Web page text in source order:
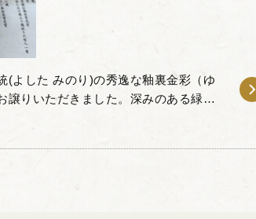
(よした みのり)の秀逸な釉裏金彩（ゆ
譲りいただきました。深みのある緑釉